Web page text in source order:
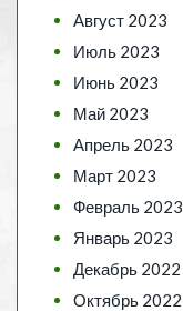
Август 2023
Июль 2023
Июнь 2023
Май 2023
Апрель 2023
Март 2023
Февраль 2023
Январь 2023
Декабрь 2022
Октябрь 2022